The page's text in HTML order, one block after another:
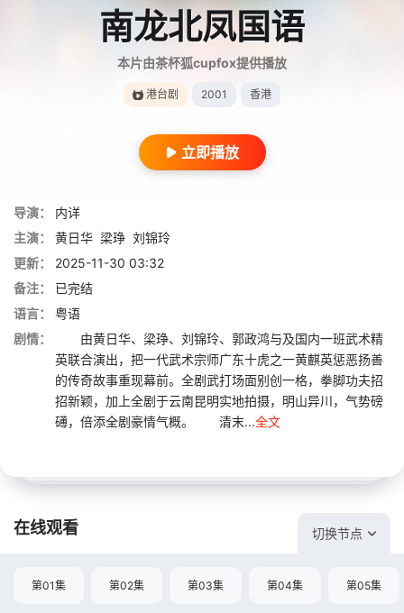
南龙北凤国语
本片由茶杯狐cupfox提供播放
港台剧 2001 香港
立即播放
导演：
内详
主演：
黄日华 梁琤 刘锦玲
更新：
2025-11-30 03:32
备注：
已完结
语言：
粤语
剧情：
由黄日华、梁琤、刘锦玲、郭政鸿与及国内一班武术精
英联合演出，把一代武术宗师广东十虎之一黄麒英惩恶扬善
的传奇故事重现幕前。全剧武打场面别创一格，拳脚功夫招
招新颖，加上全剧于云南昆明实地拍摄，明山异川，气势磅
礡，倍添全剧豪情气概。 清末...全文
在线观看 切换节点
第01集 第02集 第03集 第04集 第05集